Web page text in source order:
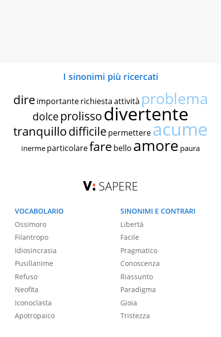
I sinonimi più ricercati
dire importante richiestaattività problema
dolce prolissodivertente
tranquillodifficile permettereacume
inerme particolarefare bello amore paura
SAPERE
VOCABOLARIO
Ossimoro
Filantropo
Idiosincrasia
Pusillanime
Refuso
Neofita
Iconoclasta
Apotropaico
SINONIMI E CONTRARI
Libertà
Facile
Pragmatico
Conoscenza
Riassunto
Paradigma
Gioia
Tristezza